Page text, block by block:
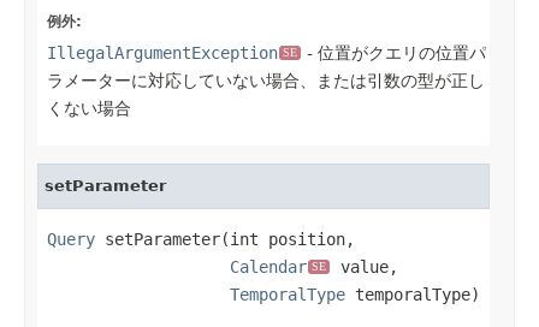
例外:
IllegalArgumentException SE
- 位置がクエリの位置パ
ラメーターに対応していない場合、または引数の型が正し
くない場合
setParameter
Query setParameter(int position,
Calendar SE
value,
TemporalType temporalType)